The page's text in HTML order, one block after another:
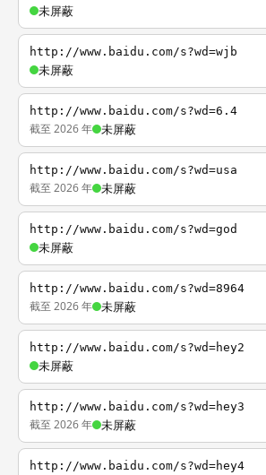
未屏蔽
http://www.baidu.com/s?wd=wjb
未屏蔽
http://www.baidu.com/s?wd=6.4
截至 2026 年 未屏蔽
http://www.baidu.com/s?wd=usa
截至 2026 年 未屏蔽
http://www.baidu.com/s?wd=god
未屏蔽
http://www.baidu.com/s?wd=8964
截至 2026 年 未屏蔽
http://www.baidu.com/s?wd=hey2
未屏蔽
http://www.baidu.com/s?wd=hey3
截至 2026 年 未屏蔽
http://www.baidu.com/s?wd=hey4